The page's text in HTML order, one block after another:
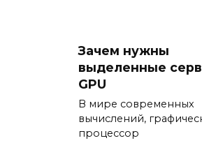
Зачем нужны
выделенные
GPU
В мире современных
вычислений,
процессор